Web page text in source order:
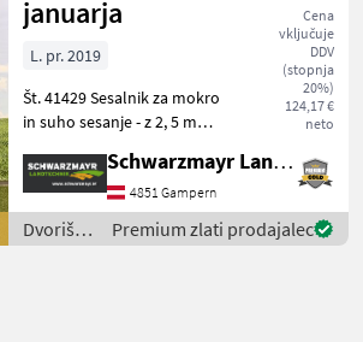
Westermann
januarja
Cena
vključuje
DDV
(stopnja
20%)
124,17 €
neto
L. pr. 2019
Št. 41429 Sesalnik za mokro
in suho sesanje - z 2, 5 m
dodatki - udobna kolesa -
kompletna oprema za
mokro in suho sesanje -
košarasti filter
Schwarzmayr Landtechnik GmbH - Gampern
4851 Gampern
Dvoriščna
mehanizacija
Premium zlati prodajalec